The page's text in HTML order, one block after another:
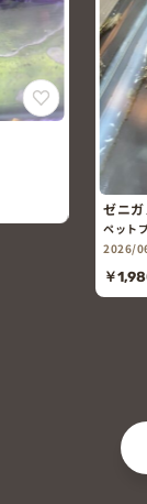
ゼニガ
ペット
2026/
￥